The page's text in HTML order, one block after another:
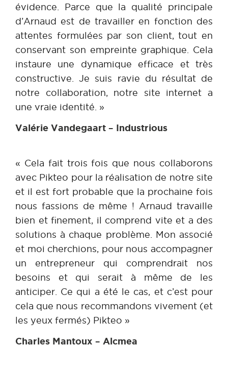
évidence. Parce que la qualité principale
d’Arnaud est de travailler en fonction des
attentes formulées par son client, tout en
conservant son empreinte graphique. Cela
instaure une dynamique efficace et très
constructive. Je suis ravie du résultat de
notre collaboration, notre site internet a
une vraie identité. »
Valérie Vandegaart – Industrious
« Cela fait trois fois que nous collaborons
avec Pikteo pour la réalisation de notre site
et il est fort probable que la prochaine fois
nous fassions de même ! Arnaud travaille
bien et finement, il comprend vite et a des
solutions à chaque problème. Mon associé
et moi cherchions, pour nous accompagner
un entrepreneur qui comprendrait nos
besoins et qui serait à même de les
anticiper. Ce qui a été le cas, et c’est pour
cela que nous recommandons vivement (et
les yeux fermés) Pikteo »
Charles Mantoux – Alcmea